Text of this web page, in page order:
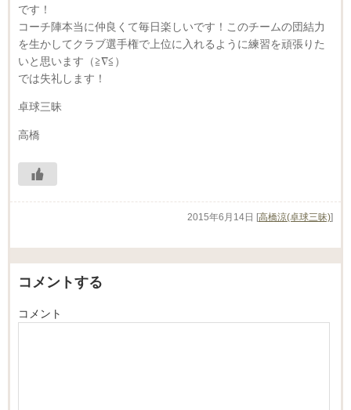
です！
コーチ陣本当に仲良くて毎日楽しいです！このチームの団結力
を生かしてクラブ選手権で上位に入れるように練習を頑張りた
いと思います（≧∇≦）
では失礼します！
卓球三昧
高橋
2015年6月14日 [高橋涼(卓球三昧)]
コメントする
コメント